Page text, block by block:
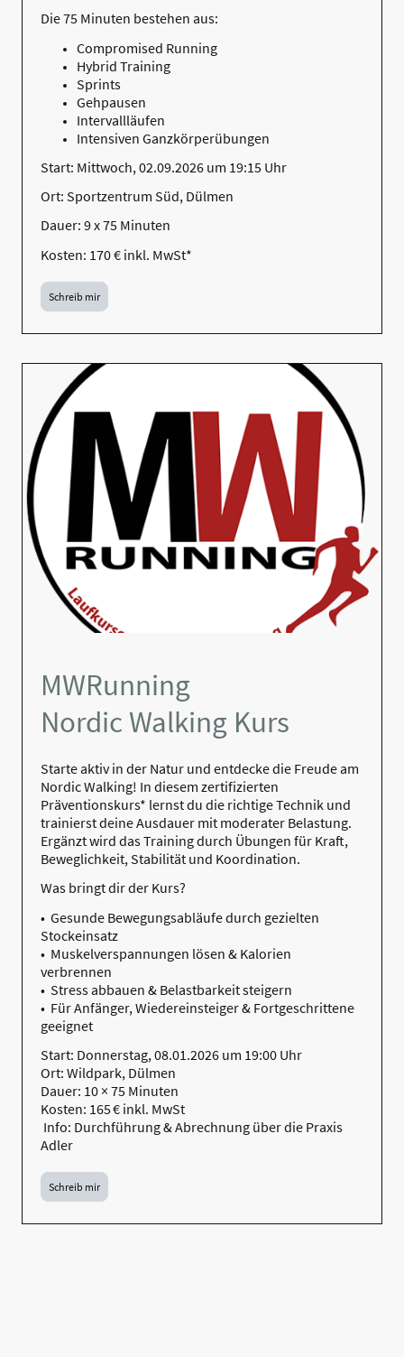
Die 75 Minuten bestehen aus:
Compromised Running
Hybrid Training
Sprints
Gehpausen
Intervallläufen
Intensiven Ganzkörperübungen
Start: Mittwoch, 02.09.2026 um 19:15 Uhr
Ort: Sportzentrum Süd, Dülmen
Dauer: 9 x 75 Minuten
Kosten: 170 € inkl. MwSt*
Schreib mir
MWRunning
Nordic Walking Kurs
Starte aktiv in der Natur und entdecke die Freude am
Nordic Walking! In diesem zertifizierten
Präventionskurs* lernst du die richtige Technik und
trainierst deine Ausdauer mit moderater Belastung.
Ergänzt wird das Training durch Übungen für Kraft,
Beweglichkeit, Stabilität und Koordination.
Was bringt dir der Kurs?
• Gesunde Bewegungsabläufe durch gezielten
Stockeinsatz
• Muskelverspannungen lösen & Kalorien
verbrennen
• Stress abbauen & Belastbarkeit steigern
• Für Anfänger, Wiedereinsteiger & Fortgeschrittene
geeignet
Start: Donnerstag, 08.01.2026 um 19:00 Uhr
Ort: Wildpark, Dülmen
Dauer: 10 × 75 Minuten
Kosten: 165 € inkl. MwSt
Info: Durchführung & Abrechnung über die Praxis
Adler
Schreib mir